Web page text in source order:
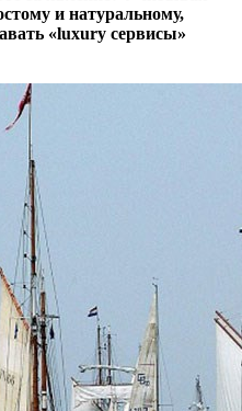
и натуральному,
«luxury сервисы»